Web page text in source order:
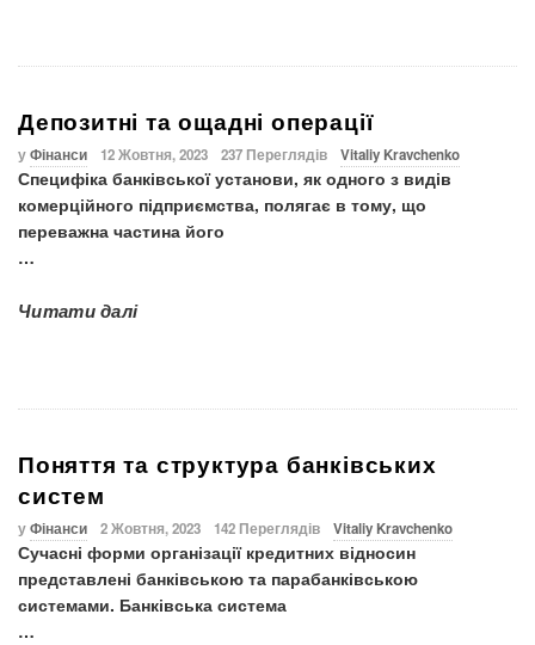
Депозитні та ощадні операції
уФінанси 12 Жовтня, 2023 237 Переглядів Vitaliy Kravchenko
Специфіка банківської установи, як одного з видів
комерційного підприємства, полягає в тому, що
переважна частина його
…
Читати далі
Поняття та структура банківських
систем
уФінанси 2 Жовтня, 2023 142 Переглядів Vitaliy Kravchenko
Сучасні форми організації кредитних відносин
представлені банківською та парабанківською
системами. Банківська система
…